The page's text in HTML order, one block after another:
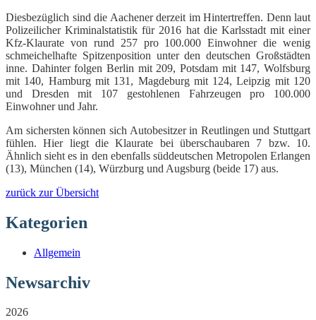
Diesbezüglich sind die Aachener derzeit im Hintertreffen. Denn laut
Polizeilicher Kriminalstatistik für 2016 hat die Karlsstadt mit einer
Kfz-Klaurate von rund 257 pro 100.000 Einwohner die wenig
schmeichelhafte Spitzenposition unter den deutschen Großstädten
inne. Dahinter folgen Berlin mit 209, Potsdam mit 147, Wolfsburg
mit 140, Hamburg mit 131, Magdeburg mit 124, Leipzig mit 120
und Dresden mit 107 gestohlenen Fahrzeugen pro 100.000
Einwohner und Jahr.
Am sichersten können sich Autobesitzer in Reutlingen und Stuttgart
fühlen. Hier liegt die Klaurate bei überschaubaren 7 bzw. 10.
Ähnlich sieht es in den ebenfalls süddeutschen Metropolen Erlangen
(13), München (14), Würzburg und Augsburg (beide 17) aus.
zurück zur Übersicht
Kategorien
Allgemein
Newsarchiv
2026